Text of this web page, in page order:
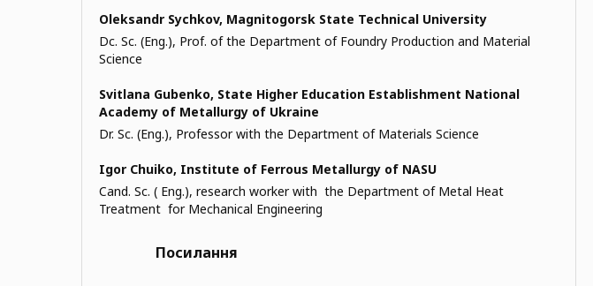
Oleksandr Sychkov, Magnitogorsk State Technical University
Dc. Sc. (Eng.), Prof. of the Department of Foundry Production and Material
Science
Svitlana Gubenko, State Higher Education Establishment National
Academy of Metallurgy of Ukraine
Dr. Sc. (Eng.), Professor with the Department of Materials Science
Igor Chuiko, Institute of Ferrous Metallurgy of NASU
Cand. Sc. ( Eng.), research worker with the Department of Metal Heat
Treatment for Mechanical Engineering
Посилання